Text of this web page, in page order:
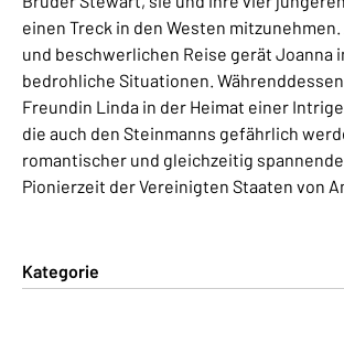
einen Treck in den Westen
und beschwerlichen Reise gerät Joanna
bedrohliche Situationen.
Freundin Linda in der Heimat einer
die auch den Steinmanns gefährlich
romantischer und gleichzeitig
Pionierzeit der Vereinigten Staaten von
Kategorie